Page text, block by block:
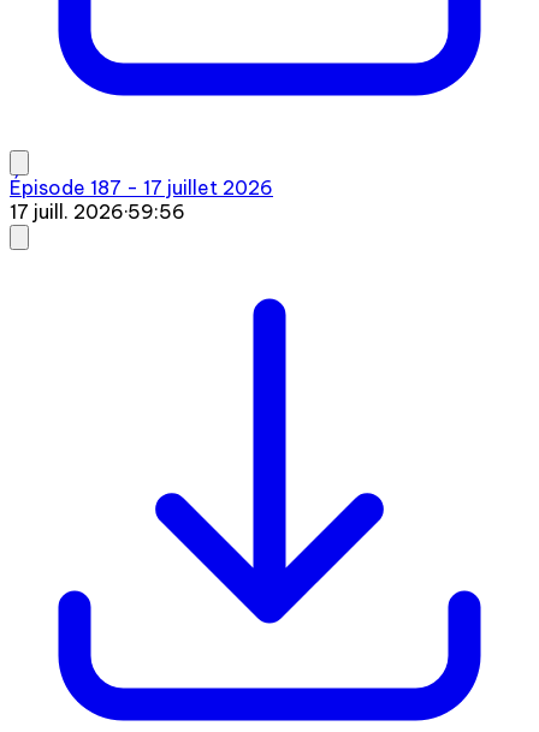
Épisode 187 - 17 juillet 2026
17 juill. 2026·59:56